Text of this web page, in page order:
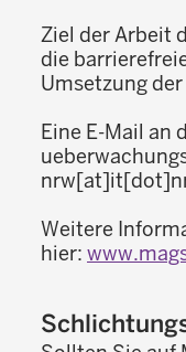
Ziel der Arbeit
die
Umsetzung
Eine E-Mail an
Weitere
hier: